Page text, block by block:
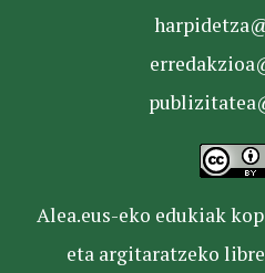
Alea.eus-eko edukiak
eta argitaratzeko